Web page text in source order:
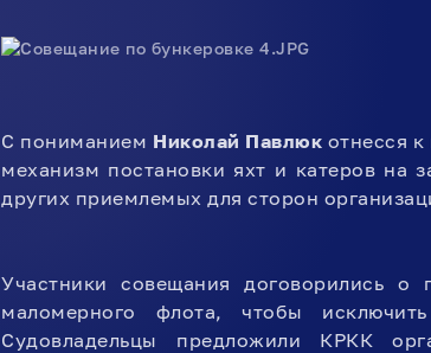
С пониманием Николай Павлюк отнесся
механизм постановки яхт и катеров на
других приемлемых для сторон
Участники совещания договорились о
маломерного флота, чтобы
Судовладельцы предложили КРКК